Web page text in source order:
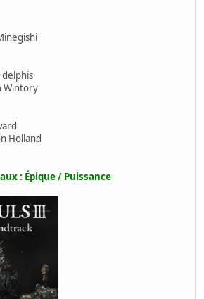
Wintory
Holland
: Épique / Puissance